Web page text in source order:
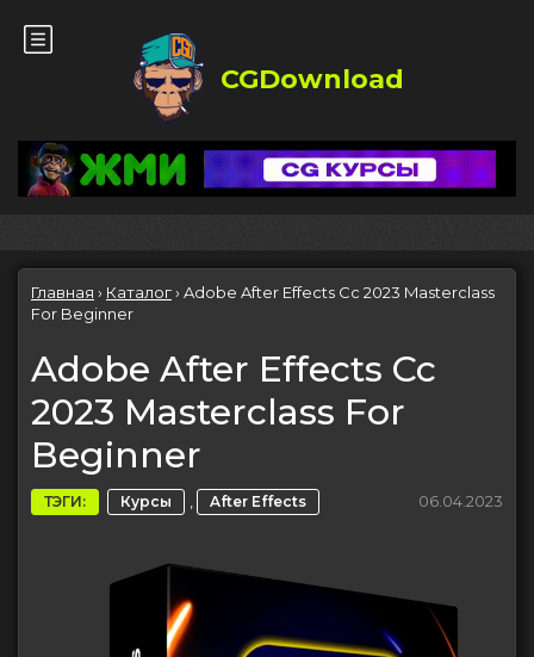
CGDownload
Главная › Каталог› Adobe After Effects Cc 2023 Masterclass
For Beginner
Adobe After Effects Cc
2023 Masterclass For
Beginner
ТЭГИ: Курсы , After Effects 06.04.2023